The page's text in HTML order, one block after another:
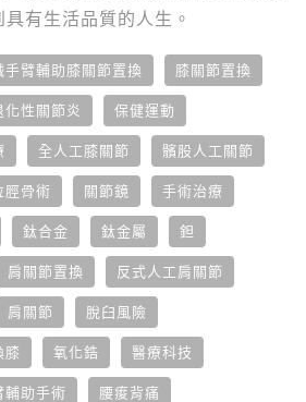
有生活品質的人生。
手臂輔助膝關節置換 膝關節置換
化性關節炎 保健運動
全人工膝關節 髕股人工關節
脛骨術 關節鏡 手術治療
鈦合金 鈦金屬 鉭
肩關節置換 反式人工肩關節
肩關節 脫臼風險
膝 氧化鋯 醫療科技
輔助手術 腰痠背痛